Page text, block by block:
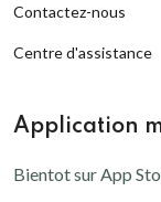
Contactez-nous
Centre d'assistance
Application
Bientot sur App